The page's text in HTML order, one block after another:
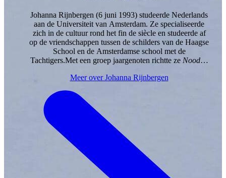
Johanna Rijnbergen (6 juni 1993) studeerde Nederlands
aan de Universiteit van Amsterdam. Ze specialiseerde
zich in de cultuur rond het fin de siècle en studeerde af
op de vriendschappen tussen de schilders van de Haagse
School en de Amsterdamse school met de
Tachtigers.Met een groep jaargenoten richtte ze Noodlot
gegeten, gedronken en over literatuur wordt gesproken,
werkte Johanna als proeflezer voor diverse literaire
uitgeverijen. Inmiddels is ze fulltime corrector,
persklaarmaker en vertaler. Ze werkt het liefst van laat
op de middag tot diep in de nacht. Als ze vastzit met een
vertaling loopt ze het liefst door nachtelijk Amsterdam
om haar hoofd vrij te maken en nieuwe inspiratie op te
doen.Ze woont in Amsterdam met haar twee katten:
Frederik en Louis.
Meer over Johanna Rijnbergen